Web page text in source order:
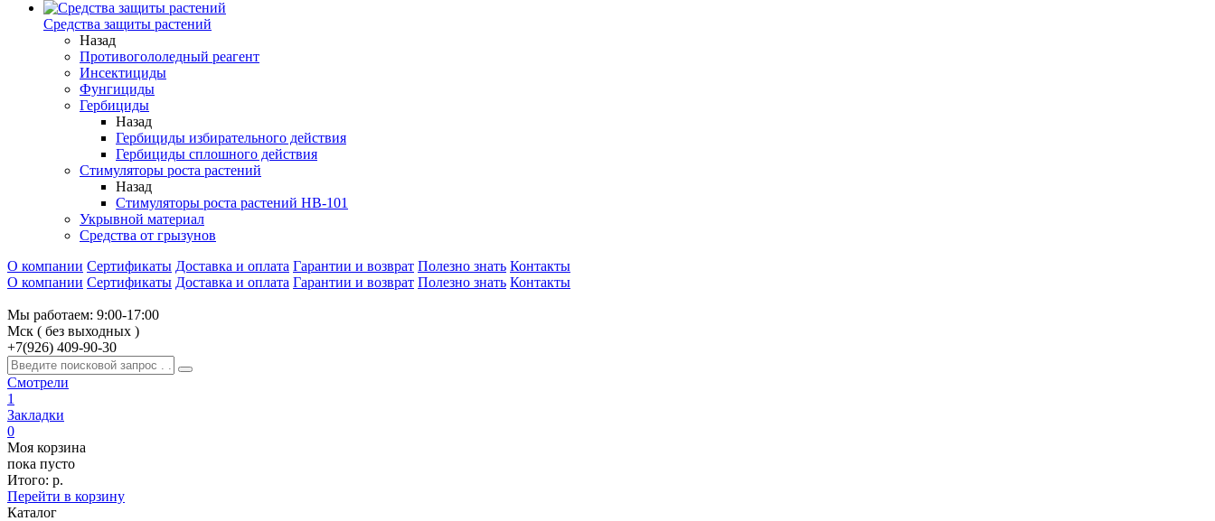
Средства защиты растений
Назад
Противогололедный реагент
Инсектициды
Фунгициды
Гербициды
Назад
Гербициды избирательного действия
Гербициды сплошного действия
Стимуляторы роста растений
Назад
Стимуляторы роста растений HB-101
Укрывной материал
Средства от грызунов
О компании Сертификаты Доставка и оплата Гарантии и возврат Полезно знать Контакты
О компании Сертификаты Доставка и оплата Гарантии и возврат Полезно знать Контакты
Мы работаем: 9:00-17:00
Мск ( без выходных )
+7(926) 409-90-30
Смотрели
1
Закладки
0
Моя корзина
пока пусто
Итого: р.
Перейти в корзину
Каталог